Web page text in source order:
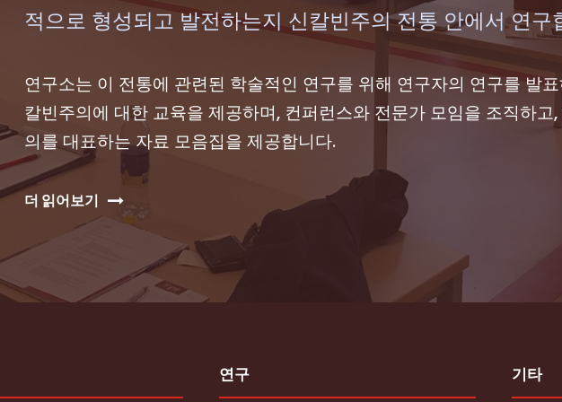
적으로 형성되고 발전하는지 신칼빈주의 전통 안에서 연구
연구소는 이 전통에 관련된 학술적인 연구를 위해 연구자의 연구를 발
칼빈주의에 대한 교육을 제공하며, 컨퍼런스와 전문가 모임을 조직하고
의를 대표하는 자료 모음집을 제공합니다.
더 읽어보기
연구 기타